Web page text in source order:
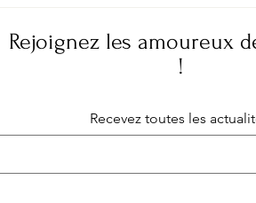
Rejoignez les amoureux
!
Recevez toutes les